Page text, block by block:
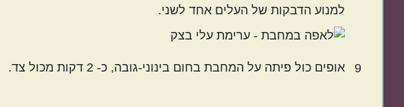
למנוע הדבקות של העלים אחד לשני.
9 אופים כול פיתה על המחבת בחום בינוני-גובה, כ- 2 דקות מכול צד.